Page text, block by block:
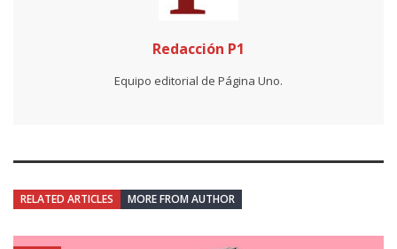
Redacción P1
Equipo editorial de Página Uno.
RELATED ARTICLES MORE FROM AUTHOR